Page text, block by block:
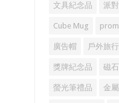
文具紀念品 派
Cube Mug
廣告帽 戶外旅行
獎牌紀念品 磁
螢光筆禮品 金